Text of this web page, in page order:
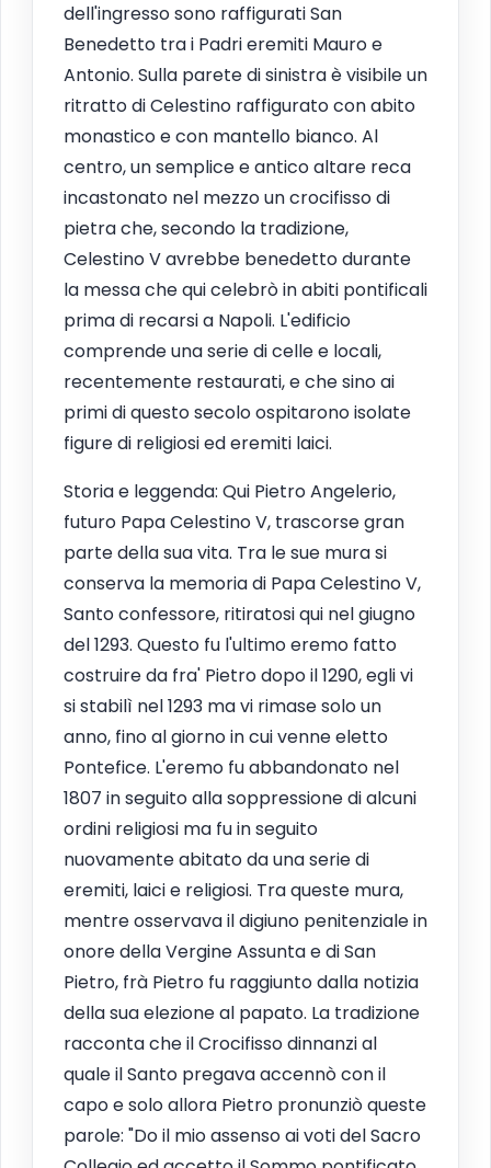
dell'ingresso sono raffigurati San
Benedetto tra i Padri eremiti Mauro e
Antonio. Sulla parete di sinistra è visibile un
ritratto di Celestino raffigurato con abito
monastico e con mantello bianco. Al
centro, un semplice e antico altare reca
incastonato nel mezzo un crocifisso di
pietra che, secondo la tradizione,
Celestino V avrebbe benedetto durante
la messa che qui celebrò in abiti pontificali
prima di recarsi a Napoli. L'edificio
comprende una serie di celle e locali,
recentemente restaurati, e che sino ai
primi di questo secolo ospitarono isolate
figure di religiosi ed eremiti laici.
Storia e leggenda: Qui Pietro Angelerio,
futuro Papa Celestino V, trascorse gran
parte della sua vita. Tra le sue mura si
conserva la memoria di Papa Celestino V,
Santo confessore, ritiratosi qui nel giugno
del 1293. Questo fu l'ultimo eremo fatto
costruire da fra' Pietro dopo il 1290, egli vi
si stabilì nel 1293 ma vi rimase solo un
anno, fino al giorno in cui venne eletto
Pontefice. L'eremo fu abbandonato nel
1807 in seguito alla soppressione di alcuni
ordini religiosi ma fu in seguito
nuovamente abitato da una serie di
eremiti, laici e religiosi. Tra queste mura,
mentre osservava il digiuno penitenziale in
onore della Vergine Assunta e di San
Pietro, frà Pietro fu raggiunto dalla notizia
della sua elezione al papato. La tradizione
racconta che il Crocifisso dinnanzi al
quale il Santo pregava accennò con il
capo e solo allora Pietro pronunziò queste
parole: "Do il mio assenso ai voti del Sacro